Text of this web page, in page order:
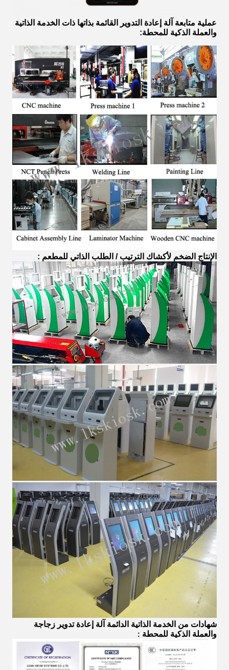
عملية متابعة آلة إعادة التدوير القائمة بذاتها ذات الخدمة الذاتية
والعملة الذكية للمحطة:
الإنتاج الضخم لأكشاك الترتيب / الطلب الذاتي للمطعم :
شهادات من الخدمة الذاتية الدائمة آلة إعادة تدوير زجاجة
والعملة الذكية للمحطة :